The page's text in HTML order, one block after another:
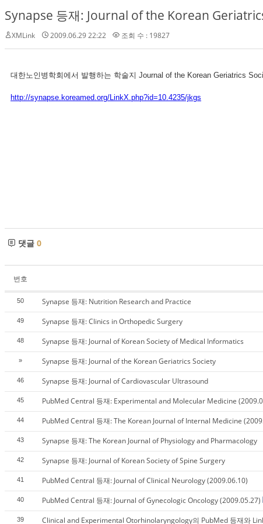
Synapse 등재: Journal of the Korean
XMLink 2009.06.29 22:22 조회 수 : 19827
대한노인병학회에서 발행하는 학술지 Journal of the Korean Geriatrics
http://synapse.koreamed.org/LinkX.php?id=10.4235/jkgs
댓글 0
번호
50 Synapse 등재: Nutrition Research and Practice
49 Synapse 등재: Clinics in Orthopedic Surgery
48 Synapse 등재: Journal of Korean Society of Medical Informatics
» Synapse 등재: Journal of the Korean Geriatrics Society
46 Synapse 등재: Journal of Cardiovascular Ultrasound
45 PubMed Central 등재: Experimental and Molecular Medicine
44 PubMed Central 등재: The Korean Journal of Internal Medicine
43 Synapse 등재: The Korean Journal of Physiology and Pharmacology
42 Synapse 등재: Journal of Korean Society of Spine Surgery
41 PubMed Central 등재: Journal of Clinical Neurology (2009.06.10)
40 PubMed Central 등재: Journal of Gynecologic Oncology (2009.05.27)
39 Clinical and Experimental Otorhinolaryngology의 PubMed 등재와